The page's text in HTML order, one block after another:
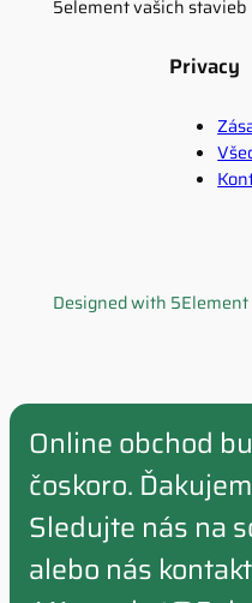
5element vašich stavieb
Privacy
Designed with 5Element
Online obchod
čoskoro.
Sledujte nás na
alebo nás